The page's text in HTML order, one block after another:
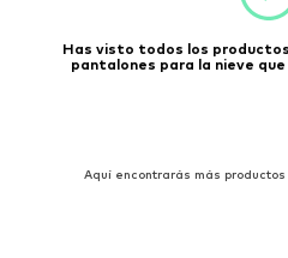
Has visto todos los
pantalones para la nieve
Aquí encontrarás más